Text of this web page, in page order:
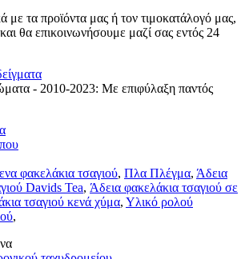
με τα προϊόντα μας ή τον τιμοκατάλογό μας,
θα επικοινωνήσουμε μαζί σας εντός 24
- 2010-2023: Με επιφύλαξη παντός
φακελάκια τσαγιού, Πλα Πλέγμα, Άδεια
Davids Tea, Άδεια φακελάκια τσαγιού σε
τσαγιού κενά χύμα, Υλικό ρολού
,